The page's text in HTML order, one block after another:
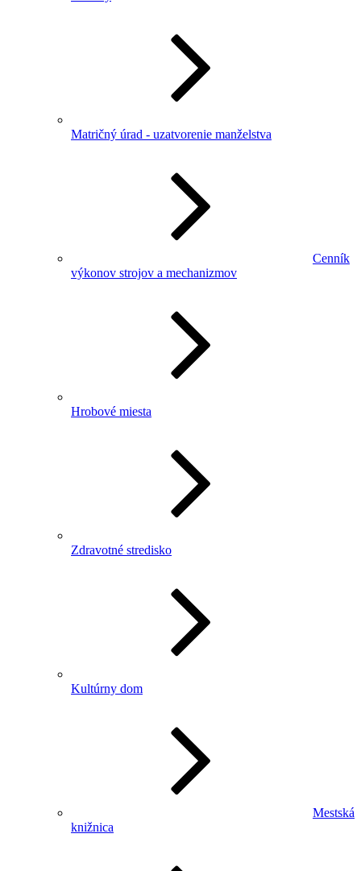
Matričný úrad - uzatvorenie manželstva
Cenník
výkonov strojov a mechanizmov
Hrobové miesta
Zdravotné stredisko
Kultúrny dom
Mestská
knižnica